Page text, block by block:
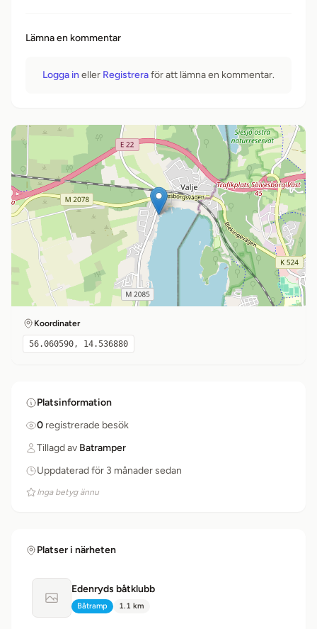
Lämna en kommentar
Logga in eller Registreraför att lämna en kommentar.
Koordinater
56.060590, 14.536880
Platsinformation
0 registrerade besök
Tillagd av Batramper
Uppdaterad för 3 månader sedan
Inga betyg ännu
Platser i närheten
Ingen bild tillgänglig
Edenryds båtklubb
Typ:
Båtramp Avstånd:
1.1 km